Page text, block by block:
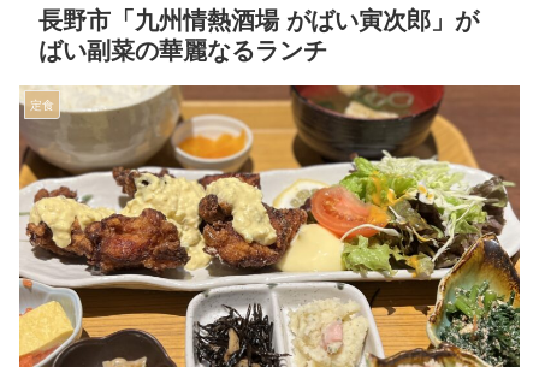
長野市「九州情熱酒場 がばい寅次郎」が
ばい副菜の華麗なるランチ
定食